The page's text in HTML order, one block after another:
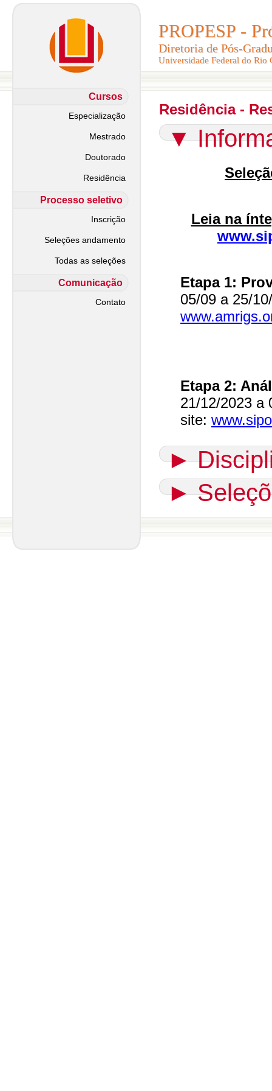
PROPESP -
Diretoria de Pós-
Universidade Federal do Rio
PROPESP -
Diretoria de Pós-
Universidade Federal do Rio
Cursos
Especialização
Mestrado
Doutorado
Residência
Processo seletivo
Inscrição
Seleções andamento
Todas as seleções
Comunicação
Contato
Residência -
▼
Leia na
Etapa 1:
05/09 a 25/
Etapa 2:
21/12/2023 a
site:
►
►